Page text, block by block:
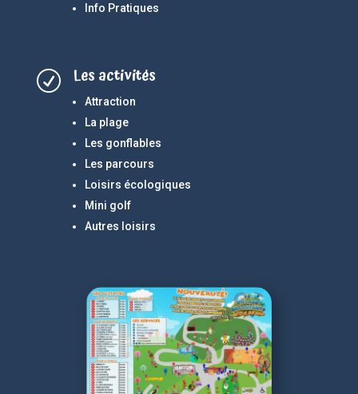
Info Pratiques
R Les activités
Attraction
La plage
Les gonflables
Les parcours
Loisirs écologiques
Mini golf
Autres loisirs